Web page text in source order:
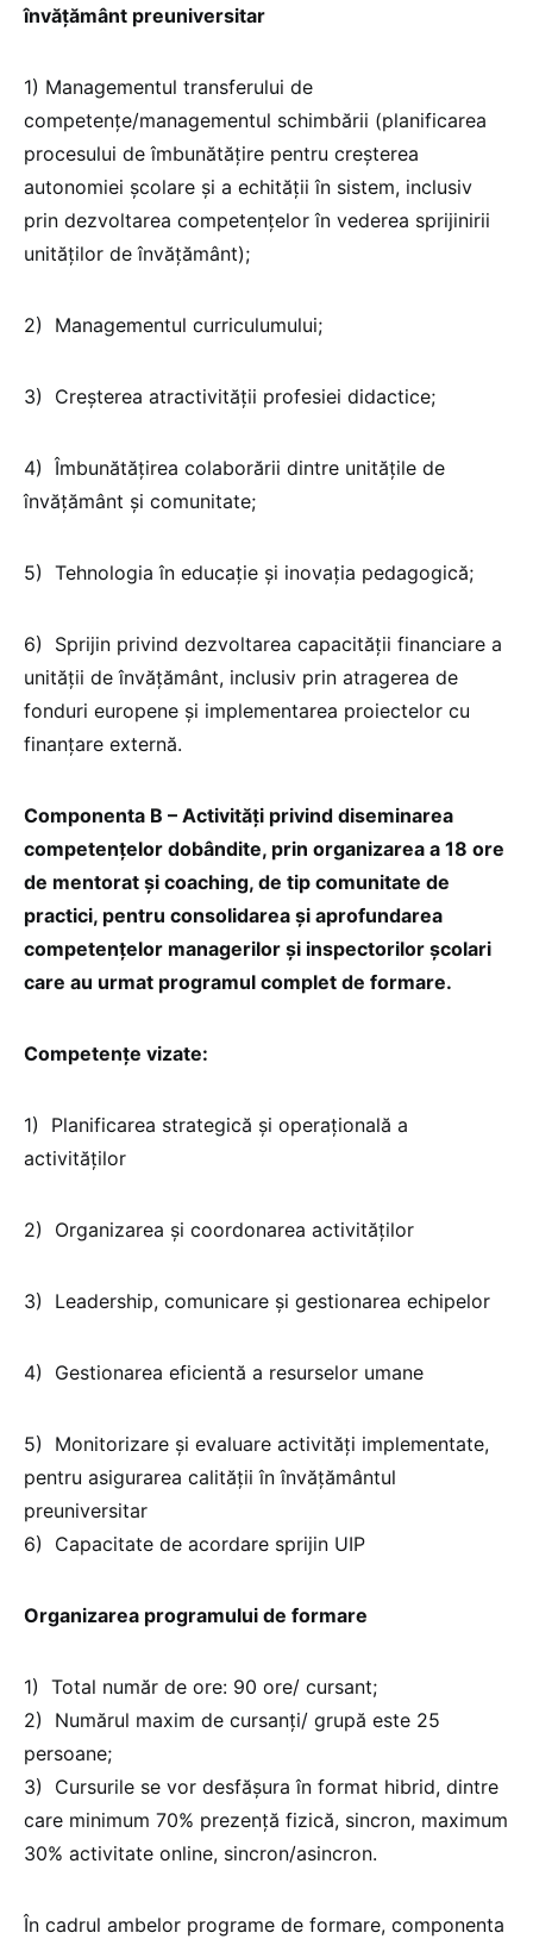
învățământ preuniversitar
1) Managementul transferului de
competențe/managementul schimbării (planificarea
procesului de îmbunătățire pentru creșterea
autonomiei școlare și a echității în sistem, inclusiv
prin dezvoltarea competențelor în vederea sprijinirii
unităților de învățământ);
2) Managementul curriculumului;
3) Creșterea atractivității profesiei didactice;
4) Îmbunătățirea colaborării dintre unitățile de
învățământ și comunitate;
5) Tehnologia în educație și inovația pedagogică;
6) Sprijin privind dezvoltarea capacității financiare a
unității de învățământ, inclusiv prin atragerea de
fonduri europene și implementarea proiectelor cu
finanțare externă.
Componenta B – Activități privind diseminarea
competențelor dobândite, prin organizarea a 18 ore
de mentorat și coaching, de tip comunitate de
practici, pentru consolidarea și aprofundarea
competențelor managerilor și inspectorilor școlari
care au urmat programul complet de formare.
Competențe vizate:
1) Planificarea strategică și operațională a
activităților
2) Organizarea și coordonarea activităților
3) Leadership, comunicare și gestionarea echipelor
4) Gestionarea eficientă a resurselor umane
5) Monitorizare și evaluare activități implementate,
pentru asigurarea calității în învățământul
preuniversitar
6) Capacitate de acordare sprijin UIP
Organizarea programului de formare
1) Total număr de ore: 90 ore/ cursant;
2) Numărul maxim de cursanți/ grupă este 25
persoane;
3) Cursurile se vor desfășura în format hibrid, dintre
care minimum 70% prezență fizică, sincron, maximum
30% activitate online, sincron/asincron.
În cadrul ambelor programe de formare, componenta